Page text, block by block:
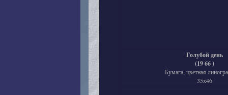
Голубой день
(19 66 )
Бумага, цветная
35х46